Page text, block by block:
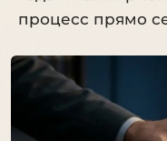
процесс прямо